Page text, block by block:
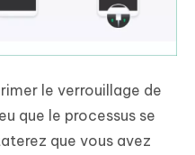
le verrouillage de
que le processus se
que vous avez